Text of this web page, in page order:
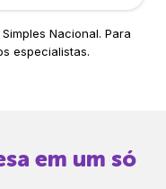
Nacional. Para
especialistas.
em um só